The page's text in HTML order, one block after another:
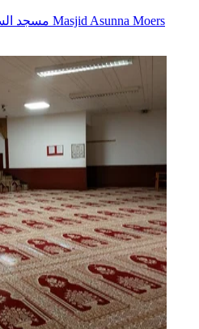
مسجد السنة Masjid Asunna Moers